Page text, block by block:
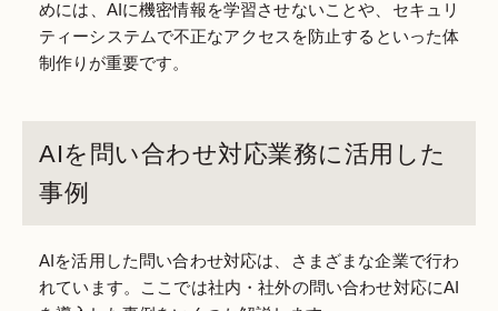
めには、AIに機密情報を学習させないことや、セキュリ
ティーシステムで不正なアクセスを防止するといった体
制作りが重要です。
AIを問い合わせ対応業務に活用した
事例
AIを活用した問い合わせ対応は、さまざまな企業で行わ
れています。ここでは社内・社外の問い合わせ対応にAI